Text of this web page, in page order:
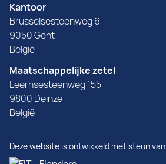
Kantoor
Brusselsesteenweg 6
9050 Gent
België
Maatschappelijke zetel
Leernsesteenweg 155
9800 Deinze
België
Deze website is ontwikkeld met steun van